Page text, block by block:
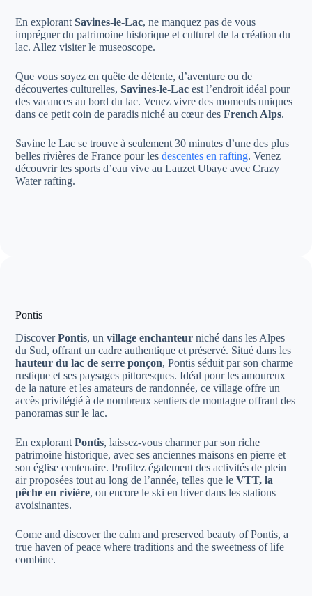
En explorantSavines-le-Lac, ne manquez pas de vous
imprégner du patrimoine historique et culturel de la création du
lac. Allez visiter le museoscope.
Que vous soyez en quête de détente, d’aventure ou de
découvertes culturelles,Savines-le-Lac est l’endroit idéal pour
des vacances au bord du lac. Venez vivre des moments uniques
dans ce petit coin de paradis niché au cœur des French Alps.
Savine le Lac se trouve à seulement 30 minutes d’une des plus
belles rivières de France pour lesdescentes en rafting. Venez
découvrir les sports d’eau vive au Lauzet Ubaye avec Crazy
Water rafting.
Pontis
DiscoverPontis, unvillage enchanteur niché dans les Alpes
du Sud, offrant un cadre authentique et préservé. Situé dans les
hauteur du lac de serre ponçon, Pontis séduit par son charme
rustique et ses paysages pittoresques. Idéal pour les amoureux
de la nature et les amateurs de randonnée, ce village offre un
accès privilégié à de nombreux sentiers de montagne offrant des
panoramas sur le lac.
En explorantPontis, laissez-vous charmer par son riche
patrimoine historique, avec ses anciennes maisons en pierre et
son église centenaire. Profitez également des activités de plein
air proposées tout au long de l’année, telles que le VTT, la
pêche en rivière, ou encore le ski en hiver dans les stations
avoisinantes.
Come and discover the calm and preserved beauty of Pontis, a
true haven of peace where traditions and the sweetness of life
combine.